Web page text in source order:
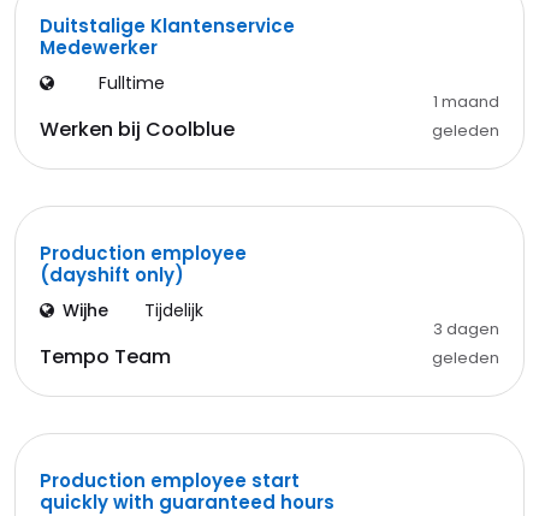
Duitstalige Klantenservice
Medewerker
Fulltime
Werken bij Coolblue
1 maand
geleden
Production employee
(dayshift only)
Wijhe Tijdelijk
Tempo Team
3 dagen
geleden
Production employee start
quickly with guaranteed hours